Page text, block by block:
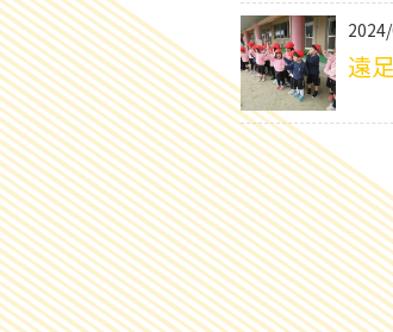
遠